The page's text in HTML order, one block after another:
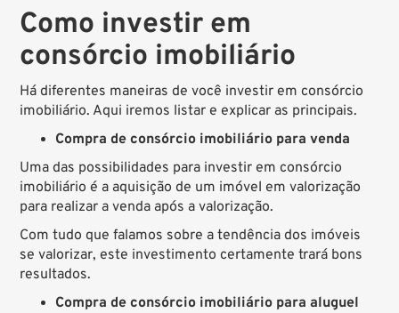
Como investir em
consórcio imobiliário
Há diferentes maneiras de você investir em consórcio
imobiliário. Aqui iremos listar e explicar as principais.
Compra de consórcio imobiliário para venda
Uma das possibilidades para investir em consórcio
imobiliário é a aquisição de um imóvel em valorização
para realizar a venda após a valorização.
Com tudo que falamos sobre a tendência dos imóveis
se valorizar, este investimento certamente trará bons
resultados.
Compra de consórcio imobiliário para aluguel